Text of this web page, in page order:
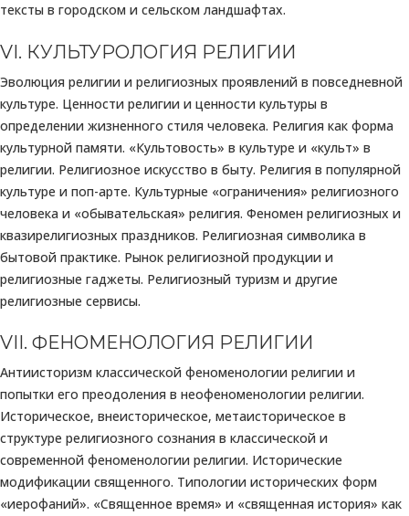
тексты в городском и сельском ландшафтах.
VI. КУЛЬТУРОЛОГИЯ РЕЛИГИИ
Эволюция религии и религиозных проявлений в повседневной
культуре. Ценности религии и ценности культуры в
определении жизненного стиля человека. Религия как форма
культурной памяти. «Культовость» в культуре и «культ» в
религии. Религиозное искусство в быту. Религия в популярной
культуре и поп-арте. Культурные «ограничения» религиозного
человека и «обывательская» религия. Феномен религиозных и
квазирелигиозных праздников. Религиозная символика в
бытовой практике. Рынок религиозной продукции и
религиозные гаджеты. Религиозный туризм и другие
религиозные сервисы.
VII. ФЕНОМЕНОЛОГИЯ РЕЛИГИИ
Антиисторизм классической феноменологии религии и
попытки его преодоления в неофеноменологии религии.
Историческое, внеисторическое, метаисторическое в
структуре религиозного сознания в классической и
современной феноменологии религии. Исторические
модификации священного. Типологии исторических форм
«иерофаний». «Священное время» и «священная история» как